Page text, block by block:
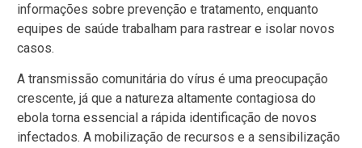
informações sobre prevenção e tratamento, enquanto
equipes de saúde trabalham para rastrear e isolar novos
casos.
A transmissão comunitária do vírus é uma preocupação
crescente, já que a natureza altamente contagiosa do
ebola torna essencial a rápida identificação de novos
infectados. A mobilização de recursos e a sensibilização